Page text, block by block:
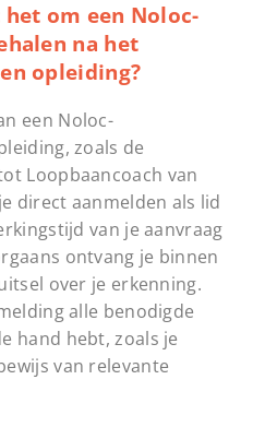
om een Noloc-
na het
opleiding?
een Noloc-
zoals de
Loopbaancoach van
direct aanmelden als lid
van je aanvraag
ontvang je binnen
over je erkenning.
alle benodigde
hand hebt, zoals je
van relevante